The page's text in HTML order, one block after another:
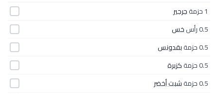
1 حزمة
جرجير
0.5 رأس
خس
0.5 حزمة
بقدونس
0.5 حزمة
كزبرة
0.5 حزمة
شبت أخضر